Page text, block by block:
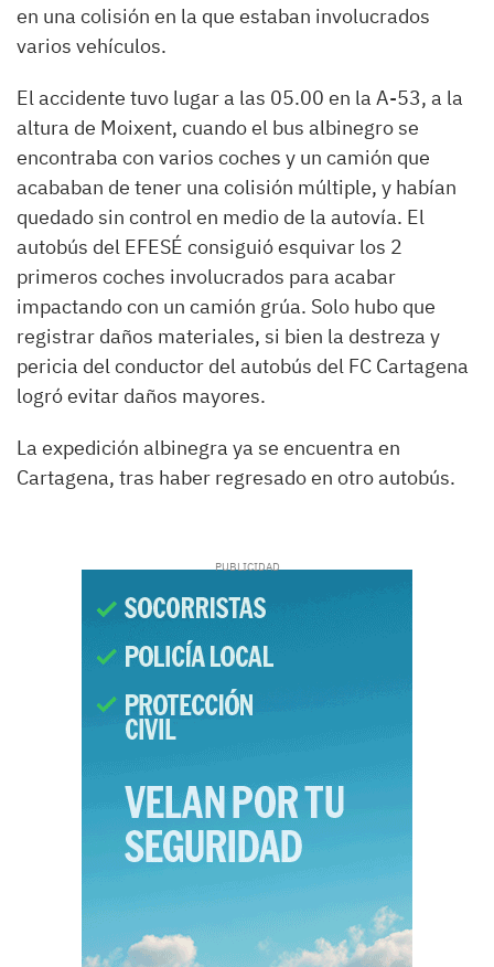
en una colisión en la que estaban involucrados
varios vehículos.
El accidente tuvo lugar a las 05.00 en la A-53, a la
altura de Moixent, cuando el bus albinegro se
encontraba con varios coches y un camión que
acababan de tener una colisión múltiple, y habían
quedado sin control en medio de la autovía. El
autobús del EFESÉ consiguió esquivar los 2
primeros coches involucrados para acabar
impactando con un camión grúa. Solo hubo que
registrar daños materiales, si bien la destreza y
pericia del conductor del autobús del FC Cartagena
logró evitar daños mayores.
La expedición albinegra ya se encuentra en
Cartagena, tras haber regresado en otro autobús.